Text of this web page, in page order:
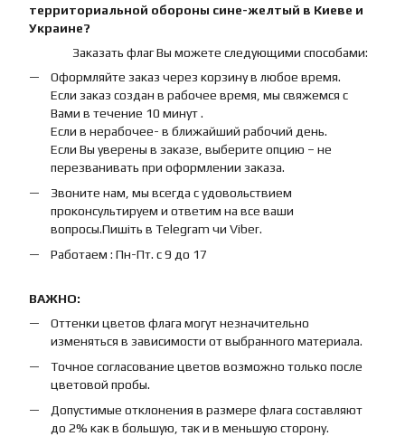
территориальной обороны сине-желтый в Киеве и
Украине?
Заказать флаг Вы можете следующими способами:
Оформляйте заказ через корзину в любое время.
Если заказ создан в рабочее время, мы свяжемся с
Вами в течение 10 минут .
Если в нерабочее- в ближайший рабочий день.
Если Вы уверены в заказе, выберите опцию – не
перезванивать при оформлении заказа.
Звоните нам, мы всегда с удовольствием
проконсультируем и ответим на все ваши
вопросы.Пишіть в Telegram чи Viber.
Работаем : Пн-Пт. с 9 до 17
ВАЖНО:
Оттенки цветов флага могут незначительно
изменяться в зависимости от выбранного материала.
Точное согласование цветов возможно только после
цветовой пробы.
Допустимые отклонения в размере флага составляют
до 2% как в большую, так и в меньшую сторону.